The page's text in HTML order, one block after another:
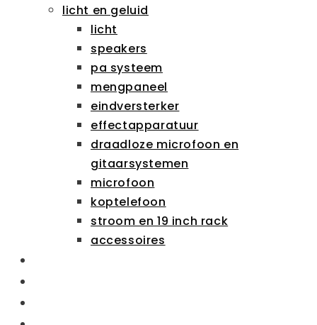
licht en geluid
licht
speakers
pa systeem
mengpaneel
eindversterker
effectapparatuur
draadloze microfoon en
gitaarsystemen
microfoon
koptelefoon
stroom en 19 inch rack
accessoires